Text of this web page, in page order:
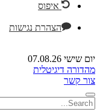
איפוס
הצהרת נגישות
יום שישי 07.08.26
מהדורה דיגיטלית
צור קשר